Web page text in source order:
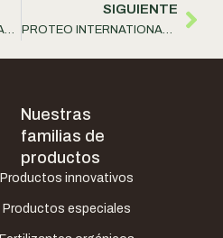
PROTEO INTERNATIONAL S.r.l. introduce nuevas versiones de un producto con funciones bioestimulantes, biorreguladoras y anti-estrés
SIGUIENTE
PROTEO INTERNATIONAL S.r.l. ha acogido un cliente de Iran
Nuestras
familias de
productos
Productos innovativos
Productos especiales